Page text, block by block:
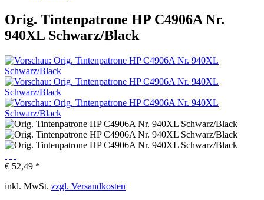
Orig. Tintenpatrone HP C4906A Nr.
940XL Schwarz/Black
€ 52,49 *
inkl. MwSt. zzgl. Versandkosten